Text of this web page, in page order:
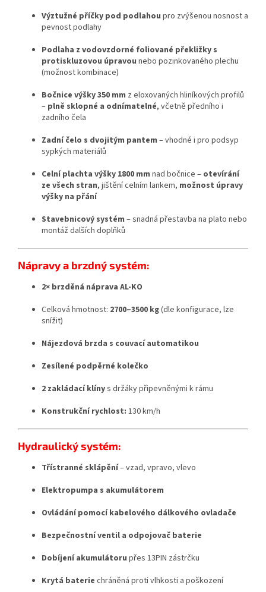
Výztužné příčky pod podlahou pro zvýšenou nosnost a
pevnost podlahy
Podlaha z vodovzdorné foliované překližky s
protiskluzovou úpravou nebo pozinkovaného plechu
(možnost kombinace)
Bočnice výšky 350 mm z eloxovaných hliníkových profilů
– plně sklopné a odnímatelné, včetně předního i
zadního čela
Zadní čelo s dvojitým pantem – vhodné i pro podsyp
sypkých materiálů
Celní plachta výšky 1800 mm nad bočnice – otevírání
ze všech stran, jištění celním lankem, možnost úpravy
výšky na přání
Stavebnicový systém – snadná přestavba na plato nebo
montáž dalších doplňků
Nápravy a brzdný systém:
2× brzděná náprava AL-KO
Celková hmotnost: 2700–3500 kg(dle konfigurace, lze
snížit)
Nájezdová brzda s couvací automatikou
Zesílené podpěrné kolečko
2 zakládací klínys držáky připevněnými k rámu
Konstrukční rychlost: 130 km/h
Hydraulický systém:
Třístranné sklápění– vzad, vpravo, vlevo
Elektropumpa s akumulátorem
Ovládání pomocí kabelového dálkového ovladače
Bezpečnostní ventil a odpojovač baterie
Dobíjení akumulátoru přes 13PIN zástrčku
Krytá baterie chráněná proti vlhkosti a poškození